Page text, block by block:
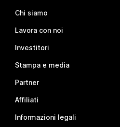
Chi siamo
Lavora con noi
Investitori
Stampa e media
Partner
Affiliati
Informazioni legali